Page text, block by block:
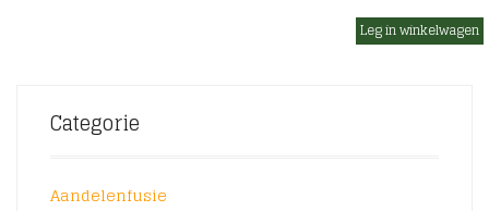
Categorie
Aandelenfusie